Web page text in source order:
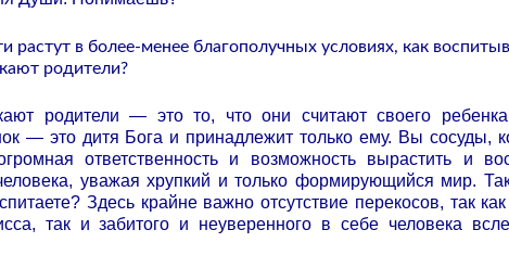
в более-менее благополучных условиях, как
родители?
родители — это то, что они считают своего
— это дитя Бога и принадлежит только ему. Вы сосуды,
ответственность и возможность вырастить и
уважая хрупкий и только формирующийся мир.
Здесь крайне важно отсутствие перекосов, так
так и забитого и неуверенного в себе человека